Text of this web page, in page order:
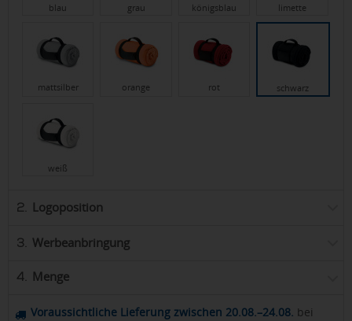
blau grau königsblau limette
mattsilber orange rot schwarz
weiß
2. Logoposition
3. Werbeanbringung
4. Menge
Voraussichtliche Lieferung zwischen 20.08.–24.08. bei